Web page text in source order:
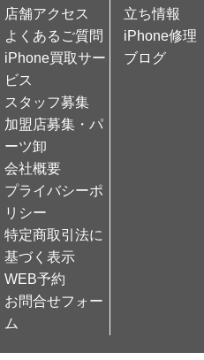
店舗アクセス
よくあるご質問
iPhone買取サー
ビス
スタッフ募集
加盟店募集・パ
ーツ卸
会社概要
プライバシーポ
リシー
特定商取引法に
基づく表示
WEB予約
お問合せフォー
ム
立ち情報
iPhone修理
ブログ